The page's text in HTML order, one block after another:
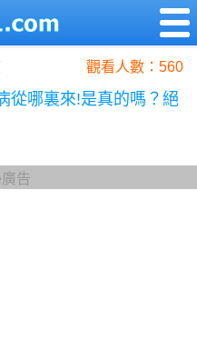
觀看人數：560
從哪裏來!是真的嗎？絕
告